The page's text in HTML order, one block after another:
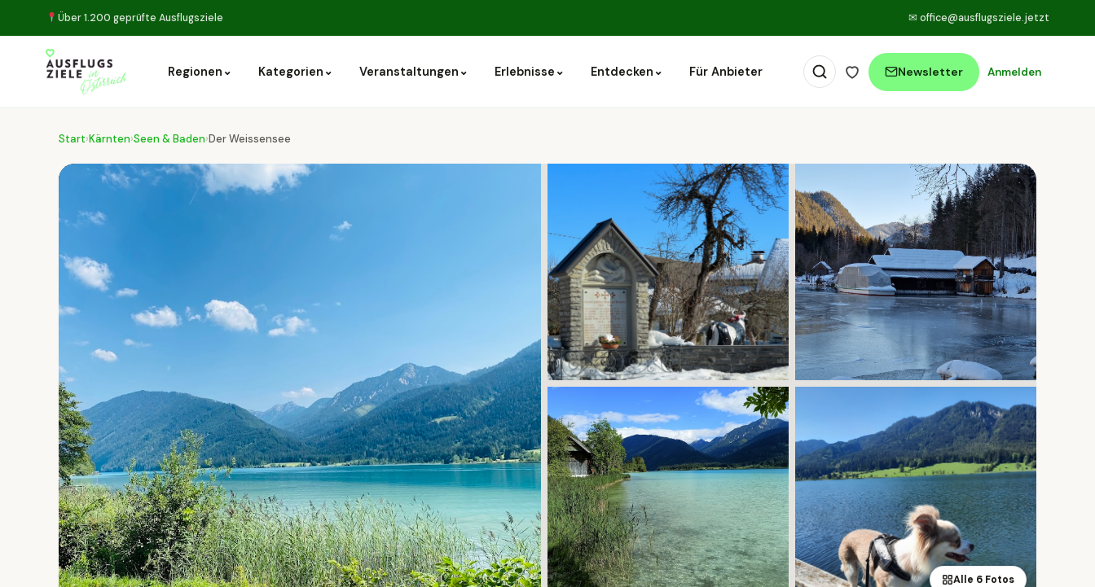
Über 1.200 geprüfte Ausflugsziele ✉ office@ausflugsziele.jetzt
Regionen ⌄ Kategorien ⌄ Veranstaltungen ⌄ Erlebnisse ⌄ Entdecken ⌄ Für Anbieter Newsletter Anmelden
Start›Kärnten›Seen & Baden›Der Weissensee
Alle 6 Fotos